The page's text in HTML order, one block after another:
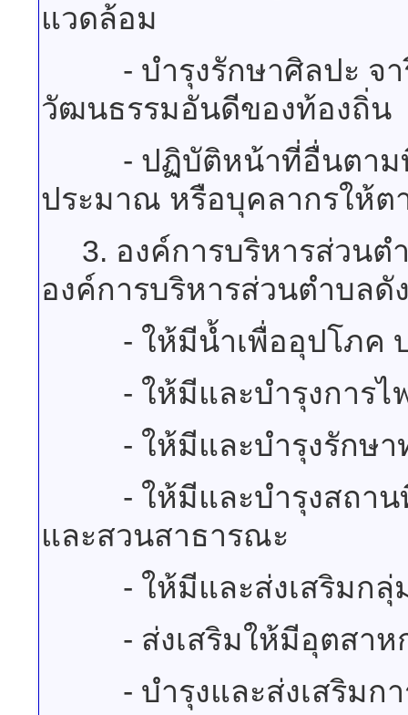
แวดล้อม
- บำรุงรักษาศิลปะ จา
วัฒนธรรมอันดีของท้องถิ่น
- ปฏิบัติหน้าที่อื่นตามที่ร
ประมาณ หรือบุคลากรให้ต
3. องค์การบริหารส่วนต
องค์การบริหารส่วนตำบลดั
- ให้มีน้ำเพื่ออุปโภค บ
- ให้มีและบำรุงการไฟ
- ให้มีและบำรุงรักษาท
- ให้มีและบำรุงสถานที่
และสวนสาธารณะ
- ให้มีและส่งเสริมกลุ่ม
- ส่งเสริมให้มีอุตสาหก
- บำรุงและส่งเสริมกา